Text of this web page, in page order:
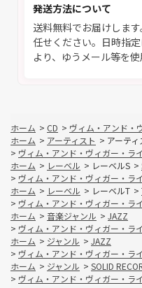
発送方法について
送料無料でお届けしま
任せください。日時指
より、ゆうメール等を
ホーム > CD > ヴィム・アンド・
ホーム > アーティスト > アーティ
> ヴィム・アンド・ヴィガー・ラ
ホーム > レーベル > レーベルS >
> ヴィム・アンド・ヴィガー・ラ
ホーム > レーベル > レーベルT >
> ヴィム・アンド・ヴィガー・ラ
ホーム > 音楽ジャンル > JAZZ
> ヴィム・アンド・ヴィガー・ラ
ホーム > ジャンル > JAZZ
> ヴィム・アンド・ヴィガー・ラ
ホーム > ジャンル > SOLID
> ヴィム・アンド・ヴィガー・ラ